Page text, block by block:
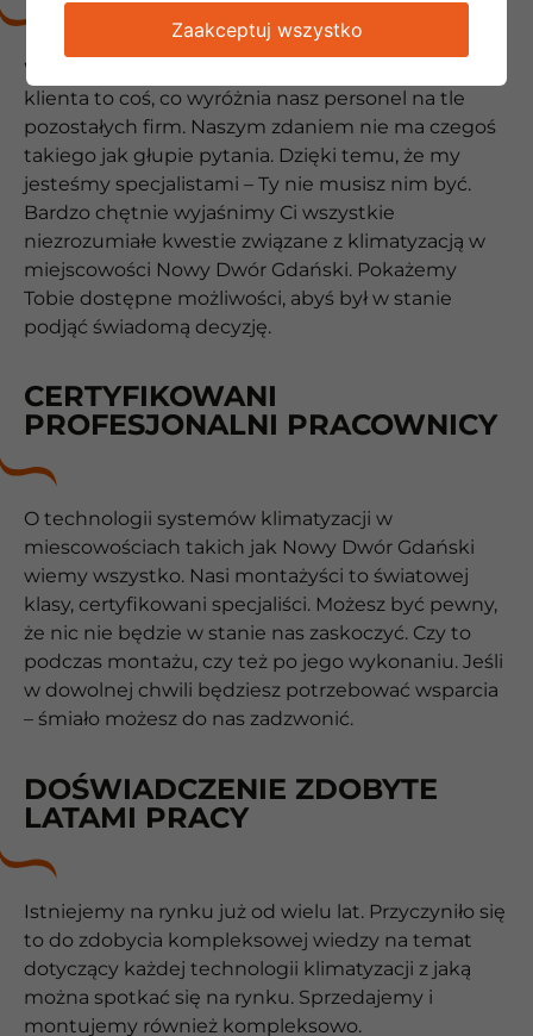
Wysoka kultura osobista, a także otwartość na
klienta to coś, co wyróżnia nasz personel na tle
pozostałych firm. Naszym zdaniem nie ma czegoś
takiego jak głupie pytania. Dzięki temu, że my
jesteśmy specjalistami – Ty nie musisz nim być.
Bardzo chętnie wyjaśnimy Ci wszystkie
niezrozumiałe kwestie związane z klimatyzacją w
miejscowości Nowy Dwór Gdański. Pokażemy
Tobie dostępne możliwości, abyś był w stanie
podjąć świadomą decyzję.
CERTYFIKOWANI
PROFESJONALNI PRACOWNICY
O technologii systemów klimatyzacji w
miescowościach takich jak Nowy Dwór Gdański
wiemy wszystko. Nasi montażyści to światowej
klasy, certyfikowani specjaliści. Możesz być pewny,
że nic nie będzie w stanie nas zaskoczyć. Czy to
podczas montażu, czy też po jego wykonaniu. Jeśli
w dowolnej chwili będziesz potrzebować wsparcia
– śmiało możesz do nas zadzwonić.
DOŚWIADCZENIE ZDOBYTE
LATAMI PRACY
Istniejemy na rynku już od wielu lat. Przyczyniło się
to do zdobycia kompleksowej wiedzy na temat
dotyczący każdej technologii klimatyzacji z jaką
można spotkać się na rynku. Sprzedajemy i
montujemy również kompleksowo.
Zaakceptuj wszystko